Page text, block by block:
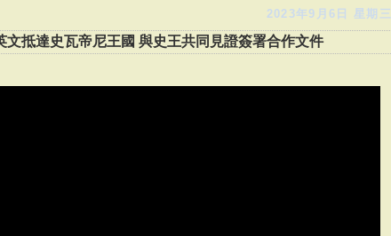
2023年9月6日 星期三
文抵達史瓦帝尼王國 與史王共同見證簽署合作文件